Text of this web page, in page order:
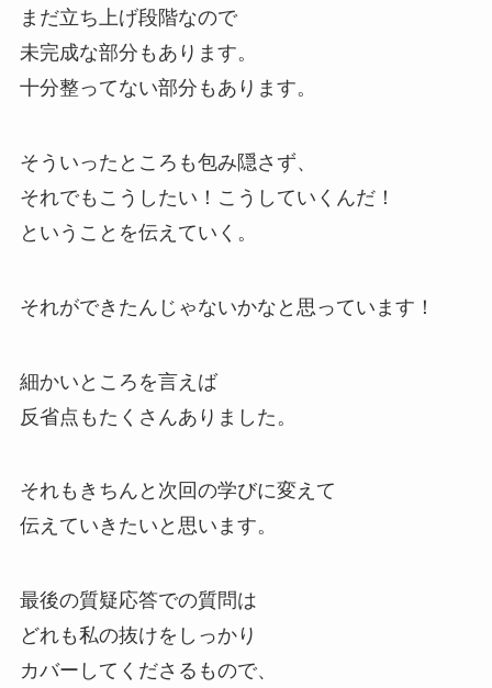
まだ立ち上げ段階なので
未完成な部分もあります。
十分整ってない部分もあります。
そういったところも包み隠さず、
それでもこうしたい！こうしていくんだ！
ということを伝えていく。
それができたんじゃないかなと思っています！
細かいところを言えば
反省点もたくさんありました。
それもきちんと次回の学びに変えて
伝えていきたいと思います。
最後の質疑応答での質問は
どれも私の抜けをしっかり
カバーしてくださるもので、